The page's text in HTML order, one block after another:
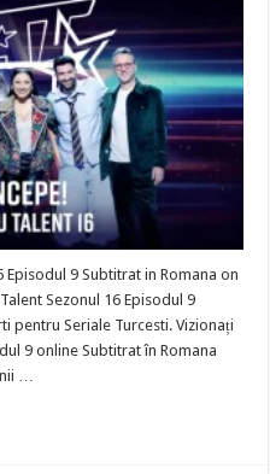
Episodul 9 Subtitrat in Romana on
Sezonul 16 Episodul 9
pentru Seriale Turcesti. Vizionați
9 online Subtitrat în Romana
…